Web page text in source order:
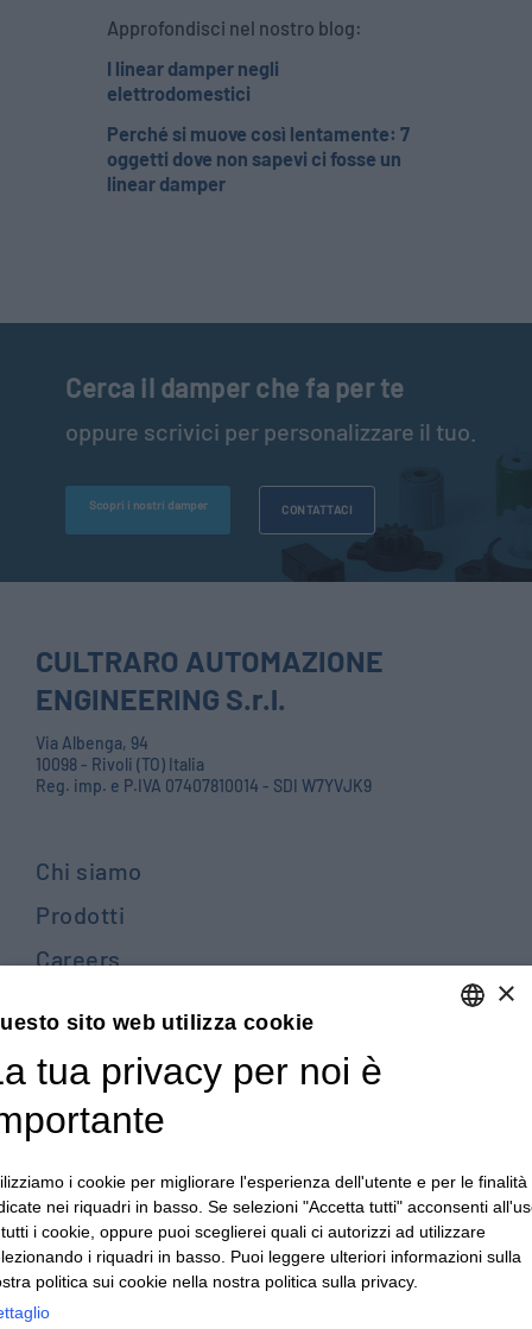
Approfondisci nel nostro blog:
I linear damper negli
elettrodomestici
Perché si muove così lentamente: 7
oggetti dove non sapevi ci fosse un
linear damper
Cerca il damper che fa per te
oppure scrivici per personalizzare il tuo.
Scopri i nostri damper CONTATTACI
CULTRARO AUTOMAZIONE
ENGINEERING S.r.l.
Via Albenga, 94
10098 - Rivoli (TO) Italia
Reg. imp. e P.IVA 07407810014 - SDI W7YVJK9
Chi siamo
Prodotti
Careers
PRIVACY POLICY E COOKIES
TERMINI E CONDIZIONI GENERALI DI VENDITA
TERMINI E CONDIZIONI GENERALI DI ACQUISTO
PRIVACY DIPENDENTI - PRIVACY CLIENTI E FORNITORI
CONDIZIONI GENERALI PER LA REALIZZAZIONE DI
ATTREZZATURE
FRENCH
GERMAN
ZH
×
sito web utilizza cookie
tua privacy per noi è
i cookie per migliorare l'esperienza dell'utente e per le finalità
nei riquadri in basso. Se selezioni "Accetta tutti" acconsenti
i cookie, oppure puoi sceglierei quali ci autorizzi ad utilizzare
i riquadri in basso. Puoi leggere ulteriori informazioni sulla
politica sui cookie nella nostra politica sulla privacy.